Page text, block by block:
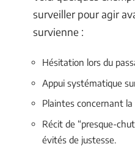
surveiller pour agir
survienne :
Hésitation lors du
Appui systématique
Plaintes concernant la
Récit de “presque-
évités de justesse.